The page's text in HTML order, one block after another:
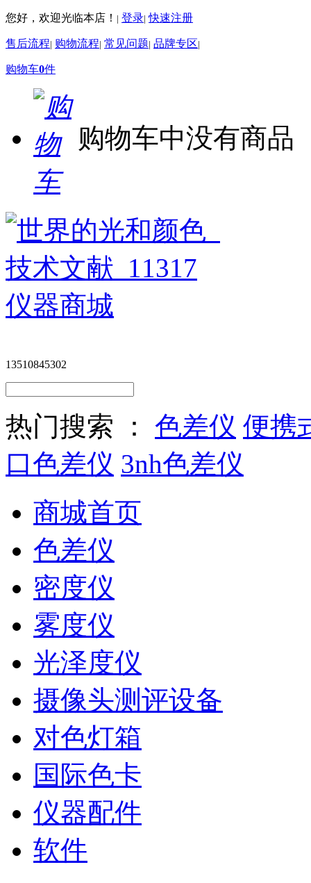
您好，欢迎光临本店！ | 登录| 快速注册
售后流程| 购物流程| 常见问题| 品牌专区|
购物车0件
购物车中没有商品
13510845302
热门搜索 ： 色差仪 便携
口色差仪 3nh色差仪
商城首页
色差仪
密度仪
雾度仪
光泽度仪
摄像头测评设备
对色灯箱
国际色卡
仪器配件
软件